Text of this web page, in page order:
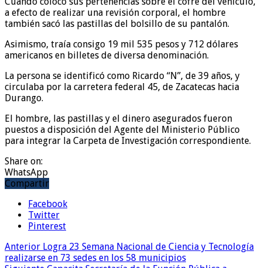
a efecto de realizar una revisión corporal, el hombre
también sacó las pastillas del bolsillo de su pantalón.
Asimismo, traía consigo 19 mil 535 pesos y 712 dólares
americanos en billetes de diversa denominación.
La persona se identificó como Ricardo “N”, de 39 años, y
circulaba por la carretera federal 45, de Zacatecas hacia
Durango.
El hombre, las pastillas y el dinero asegurados fueron
puestos a disposición del Agente del Ministerio Público
para integrar la Carpeta de Investigación correspondiente.
Share on:
WhatsApp
Compartir
Facebook
Twitter
Pinterest
Anterior Logra 23 Semana Nacional de Ciencia y Tecnología
realizarse en 73 sedes en los 58 municipios